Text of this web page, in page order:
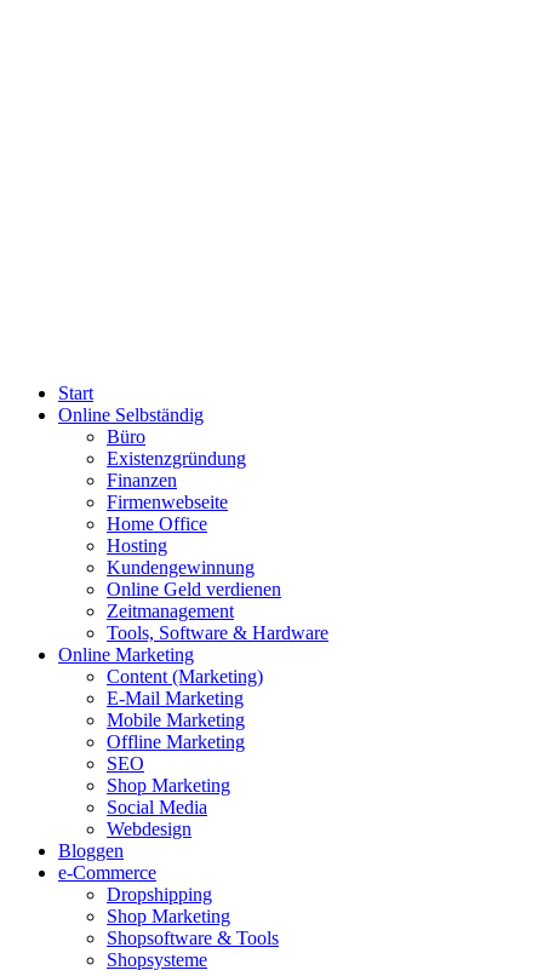
Start
Online Selbständig
Büro
Existenzgründung
Finanzen
Firmenwebseite
Home Office
Hosting
Kundengewinnung
Online Geld verdienen
Zeitmanagement
Tools, Software & Hardware
Online Marketing
Content (Marketing)
E-Mail Marketing
Mobile Marketing
Offline Marketing
SEO
Shop Marketing
Social Media
Webdesign
Bloggen
e-Commerce
Dropshipping
Shop Marketing
Shopsoftware & Tools
Shopsysteme